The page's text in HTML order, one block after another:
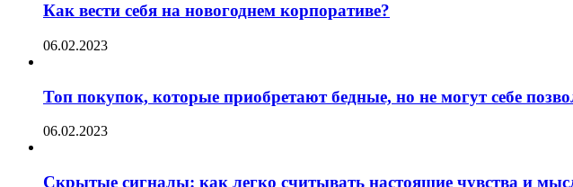
Как вести себя на новогоднем корпоративе?
06.02.2023
Топ покупок, которые приобретают бедные, но не могут себе
06.02.2023
Скрытые сигналы: как легко считывать настоящие чувства и